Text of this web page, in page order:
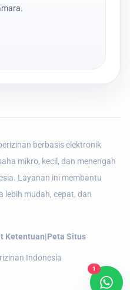
berbasis elektronik
mikro, kecil, dan menengah
Layanan ini membantu
lebih mudah, cepat, dan
Ketentuan|Peta Situs
Indonesia
1